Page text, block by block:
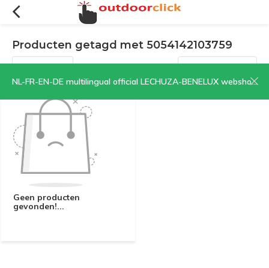
NL-FR-EN-DE multilingual official LECHUZA-BENELUX webshop | CLICK HERE NOW!
Producten getagd met 5054142103759
Filters Sorteren op:
Geen producten
gevonden!...